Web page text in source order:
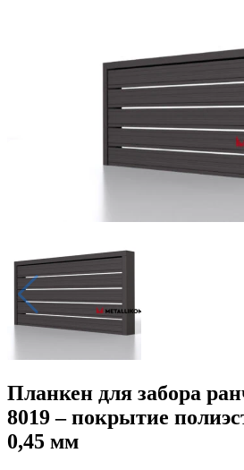
Планкен для забора
8019 – покрытие
0,45 мм